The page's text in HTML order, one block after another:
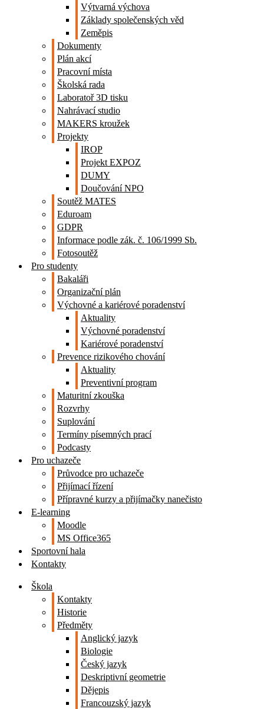
Výtvarná výchova
Základy společenských věd
Zeměpis
Dokumenty
Plán akcí
Pracovní místa
Školská rada
Laboratoř 3D tisku
Nahrávací studio
MAKERS kroužek
Projekty
IROP
Projekt EXPOZ
DUMY
Doučování NPO
Soutěž MATES
Eduroam
GDPR
Informace podle zák. č. 106/1999 Sb.
Fotosoutěž
Pro studenty
Bakaláři
Organizační plán
Výchovné a kariérové poradenství
Aktuality
Výchovné poradenství
Kariérové poradenství
Prevence rizikového chování
Aktuality
Preventivní program
Maturitní zkouška
Rozvrhy
Suplování
Termíny písemných prací
Podcasty
Pro uchazeče
Průvodce pro uchazeče
Přijímací řízení
Přípravné kurzy a přijímačky nanečisto
E-learning
Moodle
MS Office365
Sportovní hala
Kontakty
Škola
Kontakty
Historie
Předměty
Anglický jazyk
Biologie
Český jazyk
Deskriptivní geometrie
Dějepis
Francouzský jazyk